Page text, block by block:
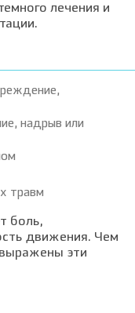
лечения и
надрыв или
травм
боль,
движения. Чем
эти